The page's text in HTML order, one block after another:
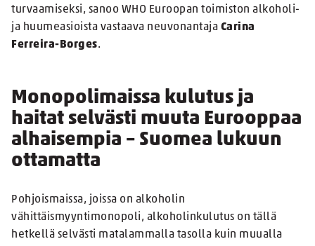
turvaamiseksi, sanoo WHO Euroopan toimiston alkoholi-
ja huumeasioista vastaava neuvonantaja Carina
Ferreira-Borges.
Monopolimaissa kulutus ja
haitat selvästi muuta Eurooppaa
alhaisempia – Suomea lukuun
ottamatta
Pohjoismaissa, joissa on alkoholin
vähittäismyyntimonopoli, alkoholinkulutus on tällä
hetkellä selvästi matalammalla tasolla kuin muualla